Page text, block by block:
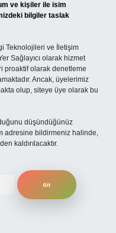
ve kişiler ile isim
bilgiler taslak
Teknolojileri ve İletişim
Sağlayıcı olarak hizmet
proaktif olarak denetleme
Ancak, üyelerimiz
olup, siteye üye olarak bu
düşündüğünüz
adresine bildirmeniz halinde,
kaldırılacaktır.